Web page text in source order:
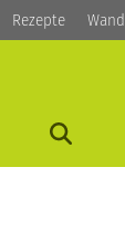
Rezepte